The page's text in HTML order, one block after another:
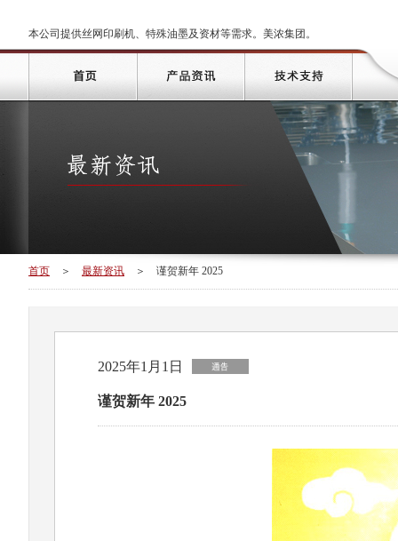
本公司提供丝网印刷机、特殊油墨及资材等需求。美浓集团。
首页 ＞ 最新资讯 ＞ 谨贺新年 2025
2025年1月1日
谨贺新年 2025